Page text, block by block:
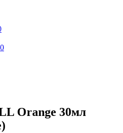
0
Orange 30мл